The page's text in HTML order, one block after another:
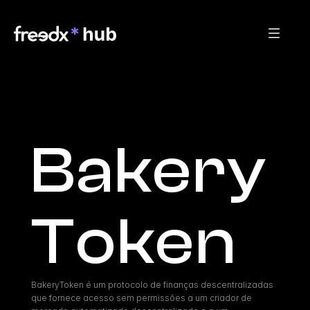
Bakery
Token
BakeryToken é um protocolo de finanças descentralizadas
que fornece acesso sem permissões a um criador de